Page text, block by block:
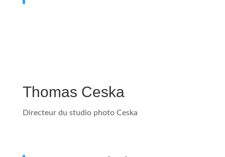
Thomas Ceska
Directeur du studio photo Ceska